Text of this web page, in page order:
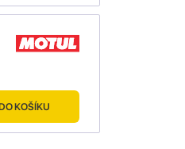
KOŠÍKU